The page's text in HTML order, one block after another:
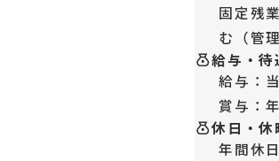
固定残
む（管
給与・待
給与：
賞与：
休日・休
年間休